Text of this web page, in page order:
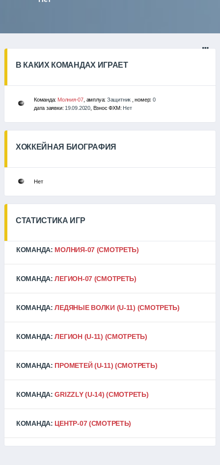
В КАКИХ КОМАНДАХ ИГРАЕТ
Команда: Молния-07 , амплуа: Защитник , номер: 0
дата заявки: 19.09.2020, Взнос ФХМ: Нет
ХОККЕЙНАЯ БИОГРАФИЯ
Нет
СТАТИСТИКА ИГР
КОМАНДА: МОЛНИЯ-07 (СМОТРЕТЬ)
КОМАНДА:ЛЕГИОН-07 (СМОТРЕТЬ)
КОМАНДА:ЛЕДЯНЫЕ ВОЛКИ (U-11) (СМОТРЕТЬ)
КОМАНДА:ЛЕГИОН (U-11) (СМОТРЕТЬ)
КОМАНДА: ПРОМЕТЕЙ (U-11) (СМОТРЕТЬ)
КОМАНДА:GRIZZLY (U-14) (СМОТРЕТЬ)
КОМАНДА: ЦЕНТР-07 (СМОТРЕТЬ)